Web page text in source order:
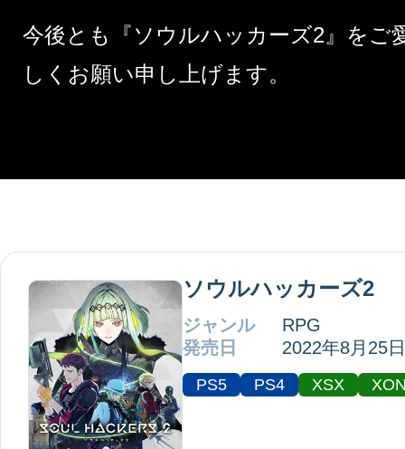
今後とも『ソウルハッカーズ2 』をご
しくお願い申し上げます。
ソウルハッカーズ2
ジャンル
RPG
発売日
2022年8月25日
PS5 PS4 XSX